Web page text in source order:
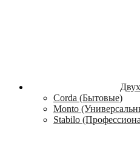
Corda (Бытовые)
Monto
Stabilo